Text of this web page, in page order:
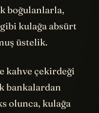
boğulanlarla,
kulağa absürt
üstelik.
kahve çekirdeği
bankalardan
olunca, kulağa